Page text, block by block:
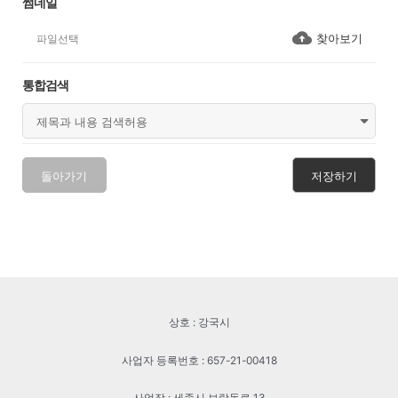
찾아보기
통합검색
돌아가기 저장하기
상호 : 강국시
사업자 등록번호 : 657-21-00418